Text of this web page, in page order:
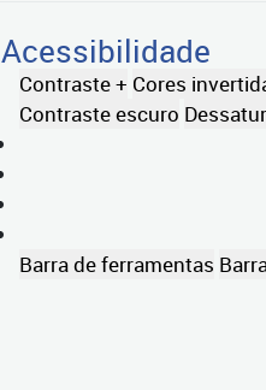
Acessibilidade
Contraste + Cores
Contraste escuro
Barra de ferramentas